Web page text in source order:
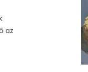
az